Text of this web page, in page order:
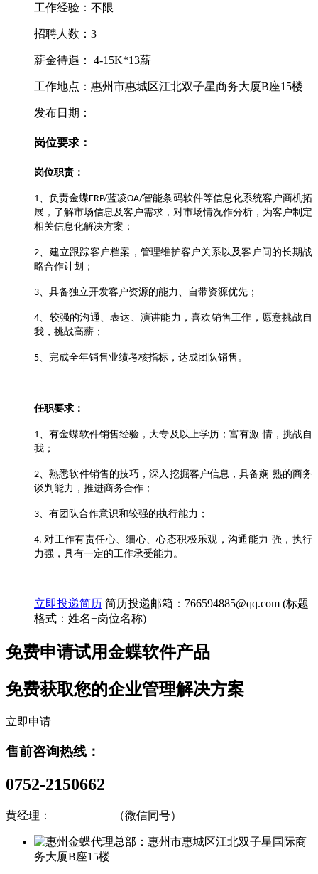
工作经验：不限
招聘人数：3
薪金待遇： 4-15K*13薪
工作地点：惠州市惠城区江北双子星商务大厦B座15楼
发布日期：
岗位要求：
岗位职责：
1、负责金蝶ERP/蓝凌OA/智能条码软件等信息化系统客户商机拓
展，了解市场信息及客户需求，对市场情况作分析，为客户制定
相关信息化解决方案；
2、建立跟踪客户档案，管理维护客户关系以及客户间的长期战
略合作计划；
3、具备独立开发客户资源的能力、自带资源优先；
4、较强的沟通、表达、演讲能力，喜欢销售工作，愿意挑战自
我，挑战高薪；
5、完成全年销售业绩考核指标，达成团队销售。
任职要求：
1、有金蝶软件销售经验，大专及以上学历；富有激 情，挑战自
我；
2、熟悉软件销售的技巧，深入挖掘客户信息，具备娴 熟的商务
谈判能力，推进商务合作；
3、有团队合作意识和较强的执行能力；
4.对工作有责任心、细心、心态积极乐观，沟通能力 强，执行
力强，具有一定的工作承受能力。
立即投递简历 简历投递邮箱：766594885@qq.com (标题
格式：姓名+岗位名称)
免费申请试用金蝶软件产品
免费获取您的企业管理解决方案
立即申请
售前咨询热线：
0752-2150662
黄经理： （微信同号）
总部：惠州市惠城区江北双子星国际商
务大厦B座15楼